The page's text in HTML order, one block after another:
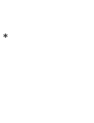
*